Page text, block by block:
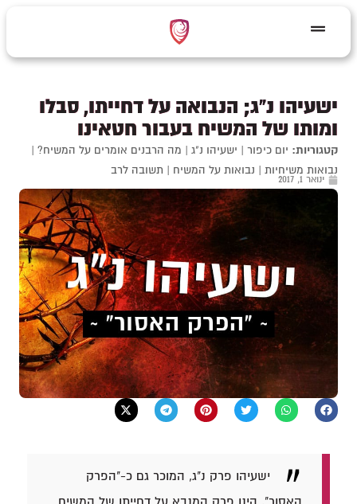
ישעיהו נ"ג; הנבואה על דחייתו, סבלו
ומותו של המשיח בעבור חטאינו
קטגוריות: יום כיפור | ישעיהו נ"ג | מה הרבנים אומרים על המשיח? |
נבואות משיחיות | נבואות על המשיח | תשובה לרב
ינואר 1, 2017
ישעיהו פרק נ"ג, המוכר גם כ-"הפרק